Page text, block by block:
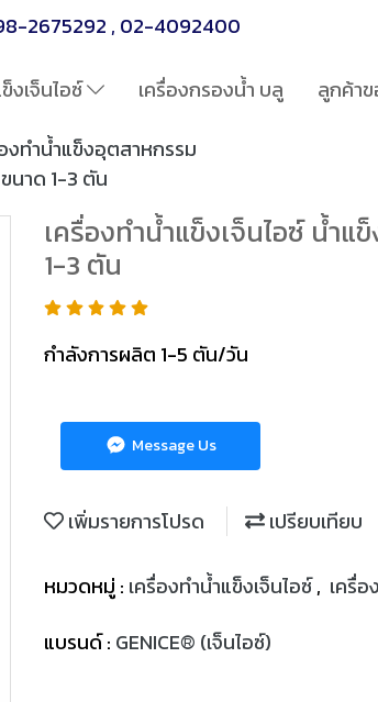
2675292 , 02-4092400
งเจ็นไอซ์ เครื่องกรองน้ำ บลู ลูกค้าข
งทำน้ำแข็งอุตสาหกรรม
นาด 1-3 ตัน
เครื่องทำน้ำแข็งเจ็นไอซ์ น้ำ
1-3 ตัน
กำลังการผลิต 1-5 ตัน/วัน
Message Us
เพิ่มรายการโปรด เปรียบเทียบ
หมวดหมู่ : เครื่องทำน้ำแข็งเจ็นไอซ์, เครื่
แบรนด์ : GENICE® (เจ็นไอซ์)